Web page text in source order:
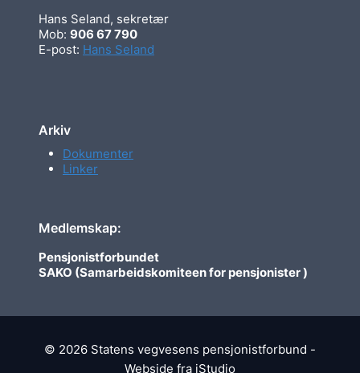
Hans Seland, sekretær
Mob: 906 67 790
E-post: Hans Seland
Arkiv
Dokumenter
Linker
Medlemskap:
Pensjonistforbundet
SAKO (Samarbeidskomiteen for pensjonister )
© 2026 Statens vegvesens pensjonistforbund -
Webside fra iStudio